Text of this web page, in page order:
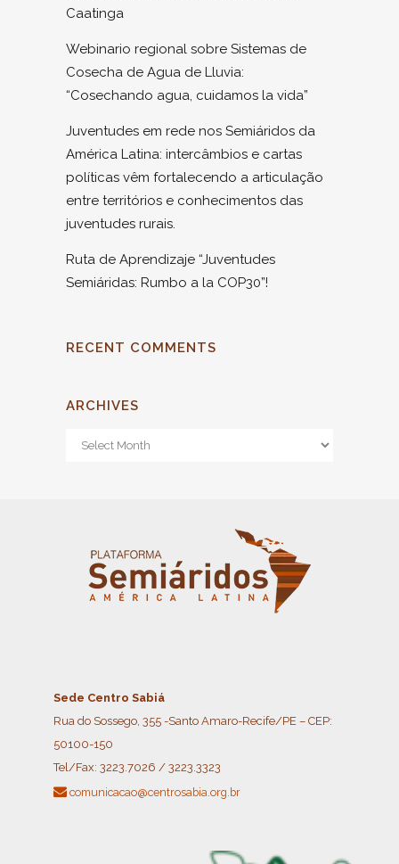
Caatinga
Webinario regional sobre Sistemas de
Cosecha de Agua de Lluvia:
“Cosechando agua, cuidamos la vida”
Juventudes em rede nos Semiáridos da
América Latina: intercâmbios e cartas
políticas vêm fortalecendo a articulação
entre territórios e conhecimentos das
juventudes rurais.
Ruta de Aprendizaje “Juventudes
Semiáridas: Rumbo a la COP30”!
RECENT COMMENTS
ARCHIVES
Archives
Sede Centro Sabiá
Rua do Sossego, 355 -Santo Amaro-Recife/PE – CEP:
50100-150
Tel/Fax: 3223.7026 / 3223.3323
comunicacao@centrosabia.org.br